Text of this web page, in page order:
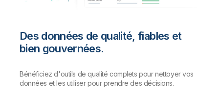
Des données de qualité, fiables et
bien gouvernées.
Bénéficiez d'outils de qualité complets pour nettoyer vos
données et les utiliser pour prendre des décisions.